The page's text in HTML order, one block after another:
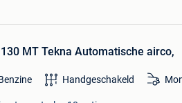
MT Tekna Automatische airco,
Handgeschakeld